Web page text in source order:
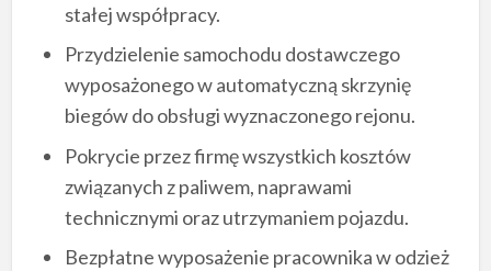
stałej współpracy.
Przydzielenie samochodu dostawczego
wyposażonego w automatyczną skrzynię
biegów do obsługi wyznaczonego rejonu.
Pokrycie przez firmę wszystkich kosztów
związanych z paliwem, naprawami
technicznymi oraz utrzymaniem pojazdu.
Bezpłatne wyposażenie pracownika w odzież